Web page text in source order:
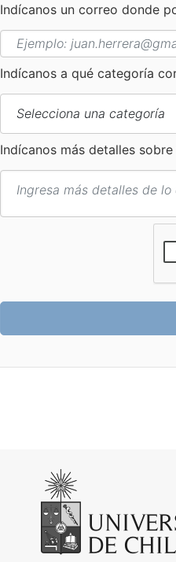
Indícanos un correo donde
Indícanos a qué categoría
Indícanos más detalles